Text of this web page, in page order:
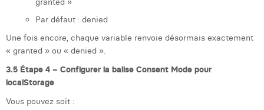
Par défaut : denied
Une fois encore, chaque variable renvoie désormais exactement
« granted » ou « denied ».
3.5 Étape 4 – Configurer la balise Consent Mode pour
localStorage
Vous pouvez soit :